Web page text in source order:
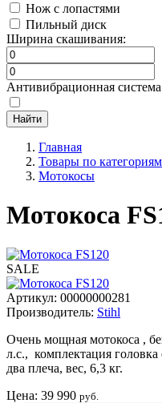
Нож с лопастями
Пильный диск
Ширина скашивания:
Антивибрационная система
Главная
Товары по категориям
Мотокосы
Мотокоса
SALE
Артикул: 00000000281
Производитель: Stihl
Очень мощная мотокоса ,
л.с., комплектация головка
два плеча, вес, 6,3 кг.
Цена: 39 990 руб.